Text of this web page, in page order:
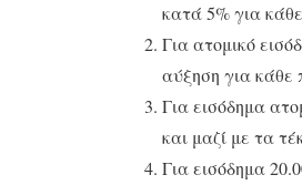
κατά 5% για
Για ατομικό
αύξηση για κάθε
Για εισόδημα
και μαζί με τα
Για εισόδημα